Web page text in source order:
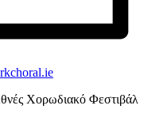
Χορωδιακό Φεστιβάλ